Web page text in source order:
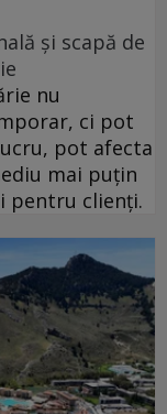
și scapă de
nu
ci pot
pot afecta
mai puțin
pentru clienți.